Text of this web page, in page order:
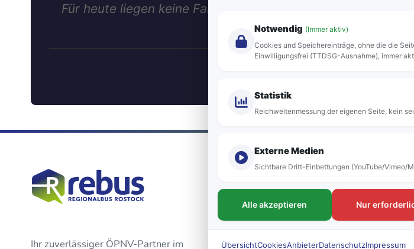
Für heute liegen keine Fahrten dieser Haltestelle im aktiven
Ihr zuverlässiger ÖPNV-Partner im
FAHRTEN
Linien & Fahrpläne
Notwendig (Immer aktiv)
Cookies und Speichereinträge, ohne die die
Einwilligungsfrei (TTDSG-Ausnahme), immer
Statistik
Reichweitenmessung der eigenen Seite, kein
Externe Medien
Sichtbare Dritt-Einbettungen (YouTube/Vimeo/
Alle akzeptieren Nur
ÜbersichtCookiesAnbieterDatenschutzImpressum